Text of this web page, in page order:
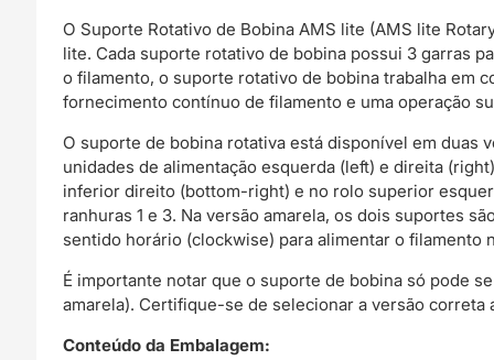
O Suporte Rotativo de Bobina AMS lite (AMS lite
lite. Cada suporte rotativo de bobina possui 3 garras
o filamento, o suporte rotativo de bobina trabalha em
fornecimento contínuo de filamento e uma operação
O suporte de bobina rotativa está disponível em duas
unidades de alimentação esquerda (left) e direita
inferior direito (bottom-right) e no rolo superior
ranhuras 1 e 3. Na versão amarela, os dois suportes
sentido horário (clockwise) para alimentar o filamento
É importante notar que o suporte de bobina só pode
amarela). Certifique-se de selecionar a versão correta
Conteúdo da Embalagem: